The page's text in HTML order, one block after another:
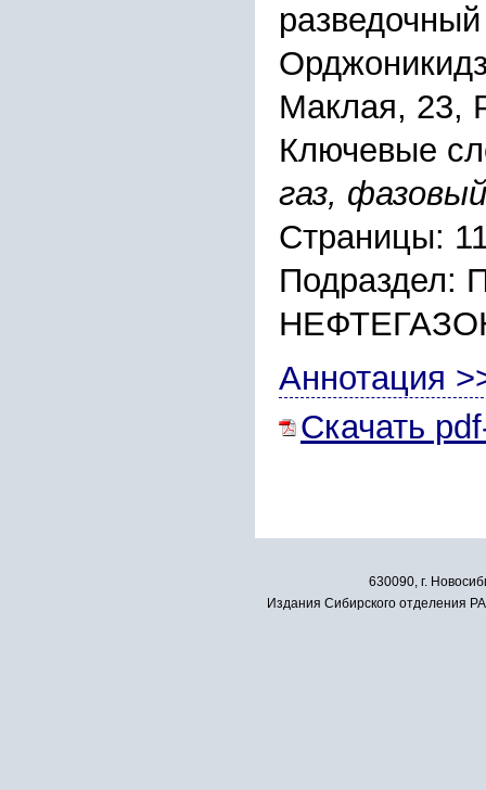
Маклая, 23,
Ключевые
газ,
Страницы:
Аннотация
Скачать
630090, г.
Издания Сибирского отделения